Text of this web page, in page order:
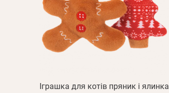
Іграшка для котів пряник і ялинка